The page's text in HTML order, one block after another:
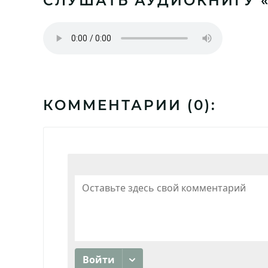
КОММЕНТАРИИ (0):